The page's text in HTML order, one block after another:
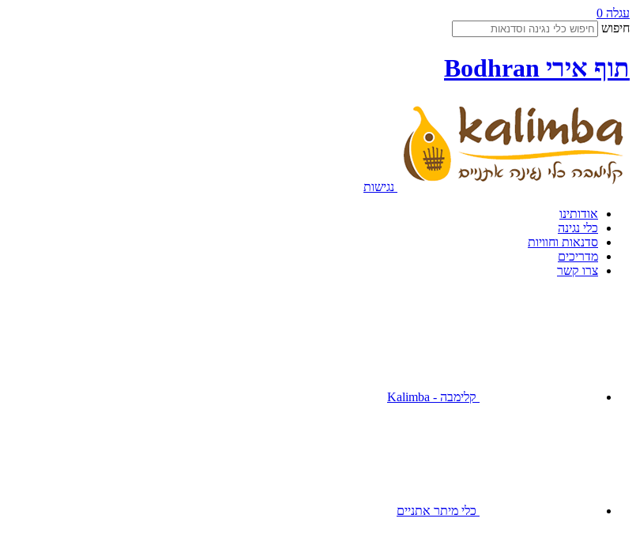
עגלה 0
חיפוש
תוף אירי Bodhran
נגישות
אודותינו
כלי נגינה
סדנאות וחוויות
מדריכים
צרו קשר
קלימבה - Kalimba
כלי מיתר אתניים